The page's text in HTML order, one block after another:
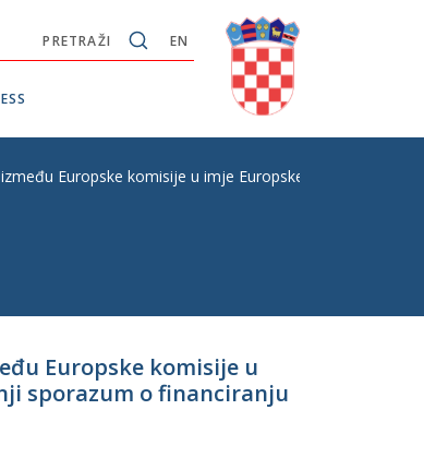
EN
PRETRAŽI
Europske komisije u imje Europske unije i Vlade
Europske komisije u
sporazum o financiranju